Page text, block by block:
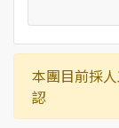
本團目前採
認